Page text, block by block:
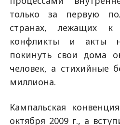
только за первую
странах, лежащих
конфликты и акты
покинуть свои дома
человек, а стихийные
миллиона.
Кампальская
октября 2009 г., а